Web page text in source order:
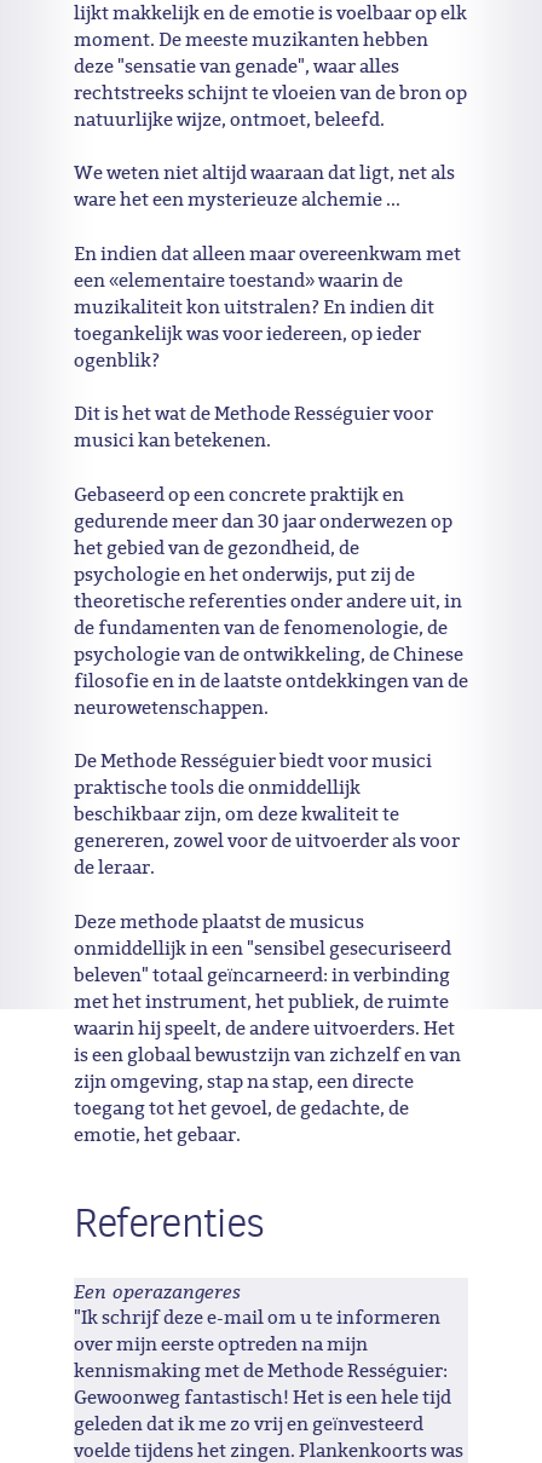
lijkt makkelijk en de emotie is voelbaar op elk
moment. De meeste muzikanten hebben
deze "sensatie van genade", waar alles
rechtstreeks schijnt te vloeien van de bron op
natuurlijke wijze, ontmoet, beleefd.
We weten niet altijd waaraan dat ligt, net als
ware het een mysterieuze alchemie ...
En indien dat alleen maar overeenkwam met
een «elementaire toestand» waarin de
muzikaliteit kon uitstralen? En indien dit
toegankelijk was voor iedereen, op ieder
ogenblik?
Dit is het wat de Methode Rességuier voor
musici kan betekenen.
Gebaseerd op een concrete praktijk en
gedurende meer dan 30 jaar onderwezen op
het gebied van de gezondheid, de
psychologie en het onderwijs, put zij de
theoretische referenties onder andere uit, in
de fundamenten van de fenomenologie, de
psychologie van de ontwikkeling, de Chinese
filosofie en in de laatste ontdekkingen van de
neurowetenschappen.
De Methode Rességuier biedt voor musici
praktische tools die onmiddellijk
beschikbaar zijn, om deze kwaliteit te
genereren, zowel voor de uitvoerder als voor
de leraar.
Deze methode plaatst de musicus
onmiddellijk in een "sensibel gesecuriseerd
beleven" totaal geïncarneerd: in verbinding
met het instrument, het publiek, de ruimte
waarin hij speelt, de andere uitvoerders. Het
is een globaal bewustzijn van zichzelf en van
zijn omgeving, stap na stap, een directe
toegang tot het gevoel, de gedachte, de
emotie, het gebaar.
Referenties
Een operazangeres
"Ik schrijf deze e-mail om u te informeren
over mijn eerste optreden na mijn
kennismaking met de Methode Rességuier:
Gewoonweg fantastisch! Het is een hele tijd
geleden dat ik me zo vrij en geïnvesteerd
voelde tijdens het zingen. Plankenkoorts was